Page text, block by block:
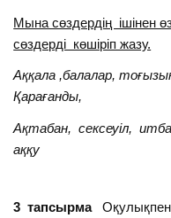
Мына сөздердің ішінен
сөздерді көшіріп жазу.
Аққала ,балалар,
Қарағанды,
Ақтабан, сексеуіл,
аққу
3 тапсырмаОқулықпен